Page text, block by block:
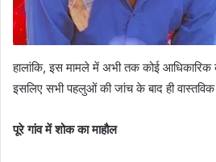
हालांकि, इस मामले में अभी तक कोई आधिकारिक
इसलिए सभी पहलुओं की जांच के बाद ही वास्तविक
पूरे गांव में शोक का माहौल